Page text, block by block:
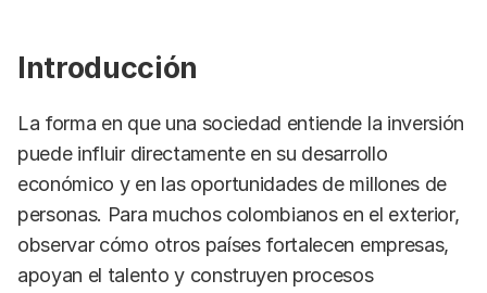
Introducción
La forma en que una sociedad entiende la inversión
puede influir directamente en su desarrollo
económico y en las oportunidades de millones de
personas. Para muchos colombianos en el exterior,
observar cómo otros países fortalecen empresas,
apoyan el talento y construyen procesos